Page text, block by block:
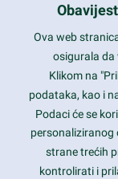
Latest trends
Contact Info
1600
Ova web
osigurala da
Klikom na
podataka, kao i
Podaci će se
personaliziranog
strane trećih
kontrolirati i